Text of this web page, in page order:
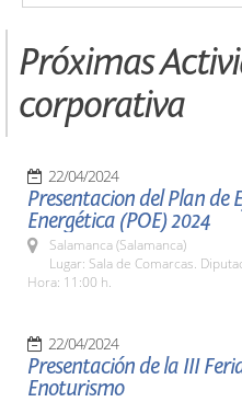
Próximas
corporativa
22/04/2024
Presentacion del Plan de
Energética (POE) 2024
Salamanca (Salamanca)
Lugar: Sala de Comarcas.
Hora: 11:00 h.
22/04/2024
Presentación de la III
Enoturismo